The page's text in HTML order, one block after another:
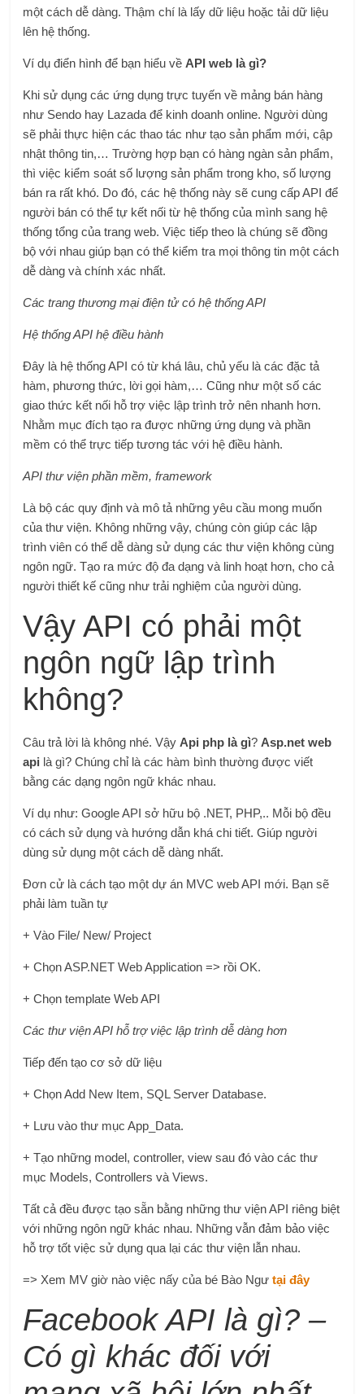
một cách dễ dàng. Thậm chí là lấy dữ liệu hoặc tải dữ liệu
lên hệ thống.
Ví dụ điển hình để bạn hiểu về API web là gì?
Khi sử dụng các ứng dụng trực tuyến về mảng bán hàng
như Sendo hay Lazada để kinh doanh online. Người dùng
sẽ phải thực hiện các thao tác như tạo sản phẩm mới, cập
nhật thông tin,… Trường hợp bạn có hàng ngàn sản phẩm,
thì việc kiểm soát số lượng sản phẩm trong kho, số lượng
bán ra rất khó. Do đó, các hệ thống này sẽ cung cấp API để
người bán có thể tự kết nối từ hệ thống của mình sang hệ
thống tổng của trang web. Việc tiếp theo là chúng sẽ đồng
bộ với nhau giúp bạn có thể kiểm tra mọi thông tin một cách
dễ dàng và chính xác nhất.
Các trang thương mại điện tử có hệ thống API
Hệ thống API hệ điều hành
Đây là hệ thống API có từ khá lâu, chủ yếu là các đặc tả
hàm, phương thức, lời gọi hàm,… Cũng như một số các
giao thức kết nối hỗ trợ việc lập trình trở nên nhanh hơn.
Nhằm mục đích tạo ra được những ứng dụng và phần
mềm có thể trực tiếp tương tác với hệ điều hành.
API thư viện phần mềm, framework
Là bộ các quy định và mô tả những yêu cầu mong muốn
của thư viện. Không những vậy, chúng còn giúp các lập
trình viên có thể dễ dàng sử dụng các thư viện không cùng
ngôn ngữ. Tạo ra mức độ đa dạng và linh hoạt hơn, cho cả
người thiết kế cũng như trải nghiệm của người dùng.
Vậy API có phải một
ngôn ngữ lập trình
không?
Câu trả lời là không nhé. Vậy Api php là gì? Asp.net web
api là gì? Chúng chỉ là các hàm bình thường được viết
bằng các dạng ngôn ngữ khác nhau.
Ví dụ như: Google API sở hữu bộ .NET, PHP,.. Mỗi bộ đều
có cách sử dụng và hướng dẫn khá chi tiết. Giúp người
dùng sử dụng một cách dễ dàng nhất.
Đơn cử là cách tạo một dự án MVC web API mới. Bạn sẽ
phải làm tuần tự
+ Vào File/ New/ Project
+ Chọn ASP.NET Web Application => rồi OK.
+ Chọn template Web API
Các thư viện API hỗ trợ việc lập trình dễ dàng hơn
Tiếp đến tạo cơ sở dữ liệu
+ Chọn Add New Item, SQL Server Database.
+ Lưu vào thư mục App_Data.
+ Tạo những model, controller, view sau đó vào các thư
mục Models, Controllers và Views.
Tất cả đều được tạo sẵn bằng những thư viện API riêng biệt
với những ngôn ngữ khác nhau. Những vẫn đảm bảo việc
hỗ trợ tốt việc sử dụng qua lại các thư viện lẫn nhau.
=> Xem MV giờ nào việc nấy của bé Bào Ngưtại đây
Facebook API là gì? –
Có gì khác đối với